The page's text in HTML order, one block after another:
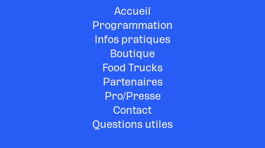
Accueil
Programmation
Infos pratiques
Boutique
Food Trucks
Partenaires
Pro/Presse
Contact
Questions utiles